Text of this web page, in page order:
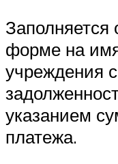
Заполняется
форме на
учреждения
указанием
платежа.